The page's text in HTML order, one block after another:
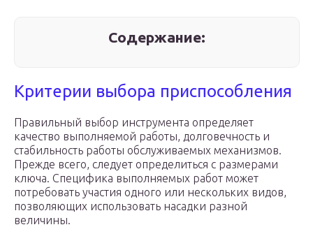
Содержание:
Критерии выбора приспособления
Правильный выбор инструмента определяет
качество выполняемой работы, долговечность и
стабильность работы обслуживаемых механизмов.
Прежде всего, следует определиться с размерами
ключа. Специфика выполняемых работ может
потребовать участия одного или нескольких видов,
позволяющих использовать насадки разной
величины.